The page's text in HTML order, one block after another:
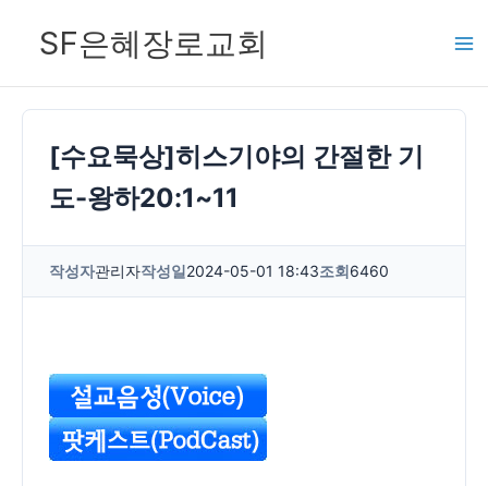
SF은혜장로교회
[수요묵상]히스기야의 간절한 기
도-왕하20:1~11
작성자관리자작성일2024-05-01 18:43조회6460